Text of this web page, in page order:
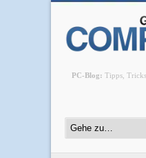
PC-Blog: Tipps,